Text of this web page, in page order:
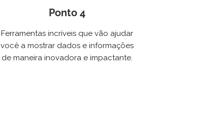
Ponto 4
Ferramentas incríveis que vão ajudar
você a mostrar dados e informações
de maneira inovadora e impactante.